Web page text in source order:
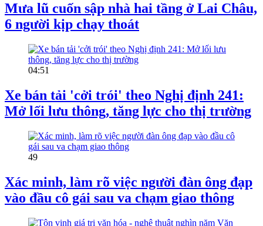
Mưa lũ cuốn sập nhà hai tầng ở Lai Châu,
6 người kịp chạy thoát
04:51
Xe bán tải 'cởi trói' theo Nghị định 241:
Mở lối lưu thông, tăng lực cho thị trường
49
Xác minh, làm rõ việc người đàn ông đạp
vào đầu cô gái sau va chạm giao thông